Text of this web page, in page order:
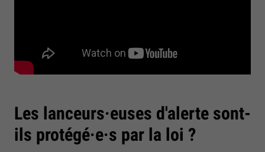
Les lanceurs·euses d'alerte sont-
ils protégé·e·s par la loi ?